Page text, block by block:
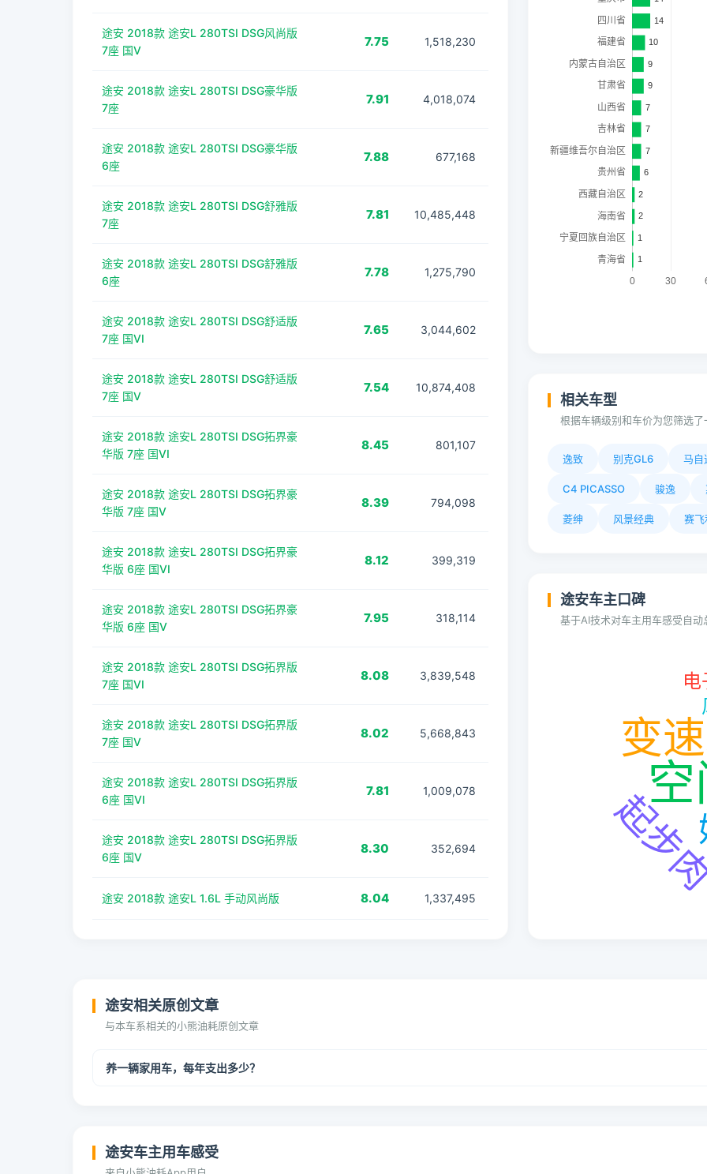
途安 2018款 途安L 280TSI DSG风尚版
7座 国V
7.75 1,518,230
途安 2018款 途安L 280TSI DSG豪华版
7座
7.91 4,018,074
途安 2018款 途安L 280TSI DSG豪华版
6座
7.88 677,168
途安 2018款 途安L 280TSI DSG舒雅版
7座
7.81 10,485,448
途安 2018款 途安L 280TSI DSG舒雅版
6座
7.78 1,275,790
途安 2018款 途安L 280TSI DSG舒适版
7座 国VI
7.65 3,044,602
途安 2018款 途安L 280TSI DSG舒适版
7座 国V
7.54 10,874,408
途安 2018款 途安L 280TSI DSG拓界豪
华版 7座 国VI
8.45 801,107
途安 2018款 途安L 280TSI DSG拓界豪
华版 7座 国V
8.39 794,098
途安 2018款 途安L 280TSI DSG拓界豪
华版 6座 国VI
8.12 399,319
途安 2018款 途安L 280TSI DSG拓界豪
华版 6座 国V
7.95 318,114
途安 2018款 途安L 280TSI DSG拓界版
7座 国VI
8.08 3,839,548
途安 2018款 途安L 280TSI DSG拓界版
7座 国V
8.02 5,668,843
途安 2018款 途安L 280TSI DSG拓界版
6座 国VI
7.81 1,009,078
途安 2018款 途安L 280TSI DSG拓界版
6座 国V
8.30 352,694
途安 2018款 途安L 1.6L 手动风尚版 8.04 1,337,495
相关车型
根据车辆级别和车价为您筛选
逸致 别克GL6 马自
C4 PICASSO 骏逸
菱绅 风景经典 赛飞
途安车主口碑
基于AI技术对车主用车感受自
途安相关原创文章
与本车系相关的小熊油耗原创文章
养一辆家用车，每年支出多少？
途安车主用车感受